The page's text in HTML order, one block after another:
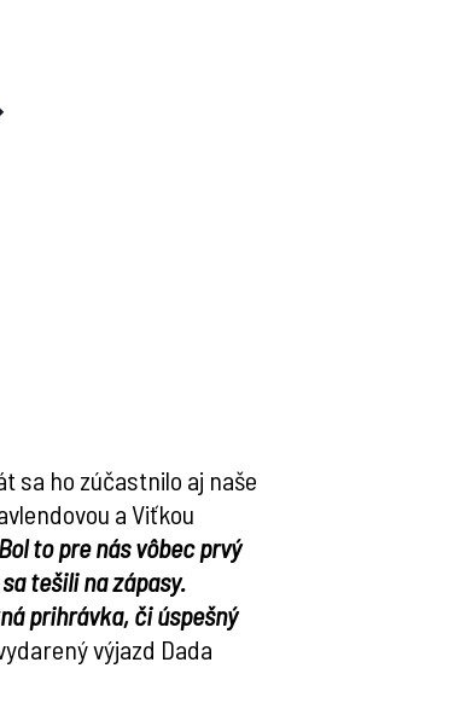
sa ho zúčastnilo aj naše
a Viťkou
to pre nás vôbec prvý
tešili na zápasy.
prihrávka, či úspešný
výjazd Dada